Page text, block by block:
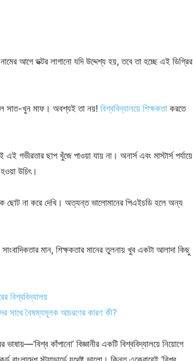
আগে ডক্টর লাগানো যদি উদ্দেশ্য হয়, তবে তা হচ্ছে এই ডিগ্রির
সাত-খুন মাফ। অবশ্যই তা নয়! বিশ্ববিদ্যালয়ে শিক্ষকতা করতে
গভীরতার ছাপ খুঁজে পাওয়া যায় না। অনার্স এবং মাস্টার্স পর্যায়ে
উচিৎ।
ছোট না করে দেখি। অত্যন্ত ভালোমানের পিএইচডি হলে অন্য
মান, শিক্ষকতার মানের তুলনায় খুব একটা আলাদা কিছু
বিশ্ববিদ্যালয়
সাথে বৈষম্যমূলক আচরণের কারণ কী?
কাঁপানো’ বিজ্ঞানীর একটি বিশ্ববিদ্যালয়ে নিয়োগে